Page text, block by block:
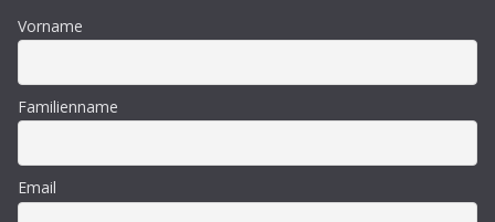
Vorname
Familienname
Email